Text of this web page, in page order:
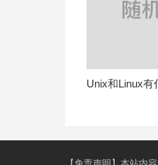
Unix和Linux有